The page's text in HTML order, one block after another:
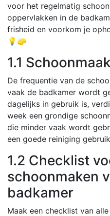
voor het regelmatig
oppervlakken in de
frisheid en voorkom je
💡🧽
1.1
De frequentie van de
vaak de badkamer wordt
dagelijks in gebruik is,
week een grondige
die minder vaak wordt
een goede reiniging
1.2 Checklist
schoonmaken
badkamer
Maak een checklist van